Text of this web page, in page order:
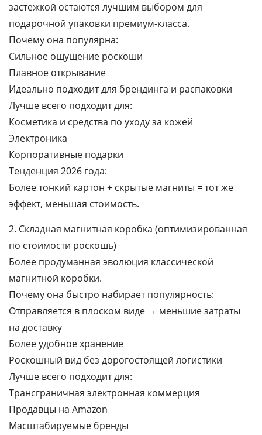
застежкой остаются лучшим выбором для
подарочной упаковки премиум-класса.
Почему она популярна:
Сильное ощущение роскоши
Плавное открывание
Идеально подходит для брендинга и распаковки
Лучше всего подходит для:
Косметика и средства по уходу за кожей
Электроника
Корпоративные подарки
Тенденция 2026 года:
Более тонкий картон + скрытые магниты = тот же
эффект, меньшая стоимость.
2. Складная магнитная коробка (оптимизированная
по стоимости роскошь)
Более продуманная эволюция классической
магнитной коробки.
Почему она быстро набирает популярность:
Отправляется в плоском виде → меньшие затраты
на доставку
Более удобное хранение
Роскошный вид без дорогостоящей логистики
Лучше всего подходит для:
Трансграничная электронная коммерция
Продавцы на Amazon
Масштабируемые бренды